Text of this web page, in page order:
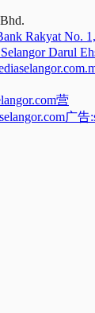
Rakyat No.
Darul
营
广告: